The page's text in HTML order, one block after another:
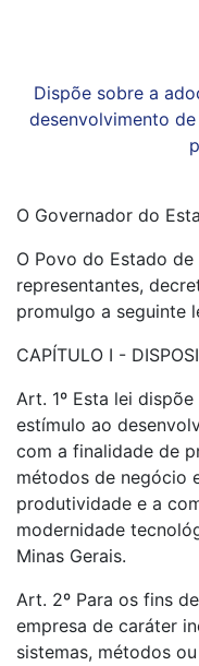
Dispõe sobre a
desenvolvimento
O Governador do
O Povo do Estado
representantes,
promulgo a seguinte
CAPÍTULO I -
Art. 1º Esta lei
estímulo ao
com a finalidade de
métodos de negócio
produtividade e a
modernidade
Minas Gerais.
Art. 2º Para os fins
empresa de caráter
sistemas, métodos